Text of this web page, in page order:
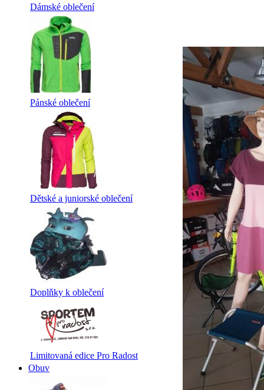
Dámské oblečení
Pánské oblečení
Dětské a juniorské oblečení
Doplňky k oblečení
Limitovaná edice Pro Radost
Obuv